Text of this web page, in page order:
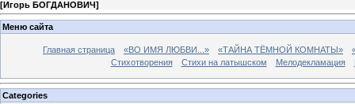
[Игорь БОГДАНОВИЧ]
Меню сайта
Главная страница «ВО ИМЯ ЛЮБВИ...» «ТАЙНА ТЁМНОЙ КОМНАТЫ»
Стихотворения
Стихи на латышском Мелодекламация
Categories